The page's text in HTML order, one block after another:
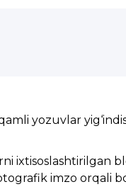
yozuvlar
ixtisoslashtirilgan
imzo orqali